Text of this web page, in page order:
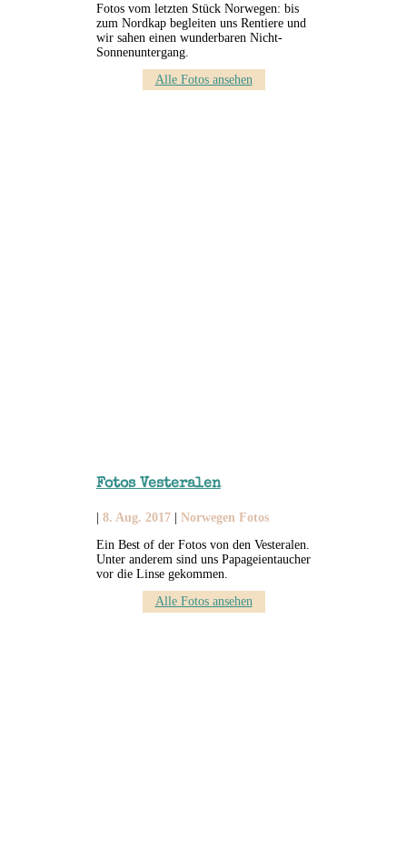
Fotos vom letzten Stück Norwegen: bis
zum Nordkap begleiten uns Rentiere und
wir sahen einen wunderbaren Nicht-
Sonnenuntergang.
Alle Fotos ansehen
Fotos Vesteralen
8. Aug. 2017
Norwegen Fotos
Ein Best of der Fotos von den Vesteralen.
Unter anderem sind uns Papageientaucher
vor die Linse gekommen.
Alle Fotos ansehen